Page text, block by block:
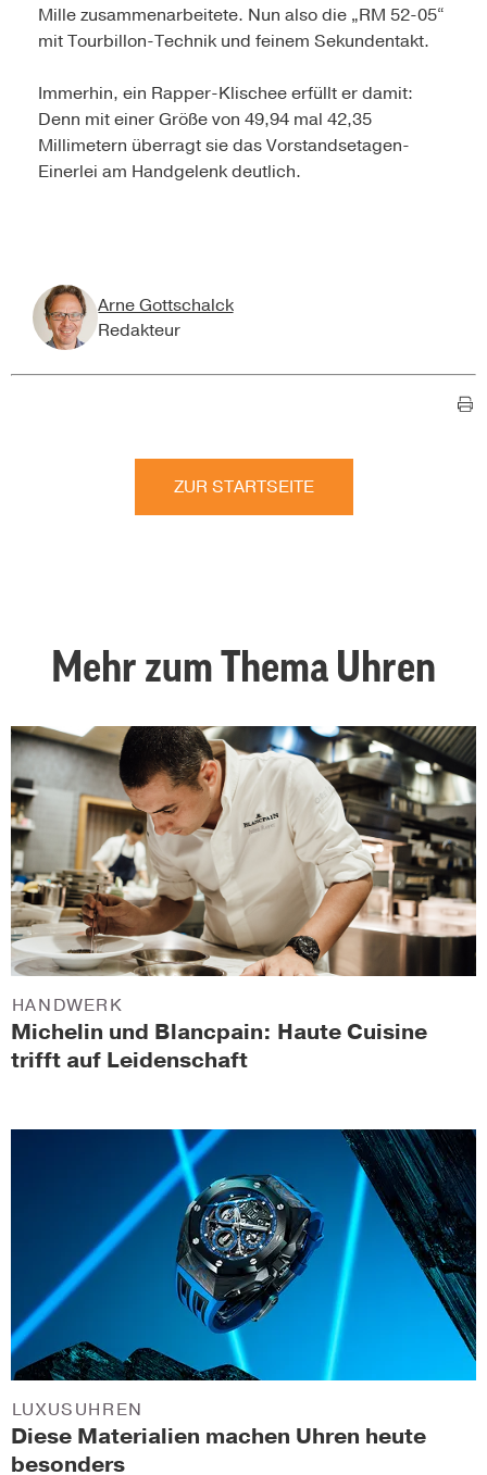
Mille zusammenarbeitete. Nun also die „RM 52-05“
mit Tourbillon-Technik und feinem Sekundentakt.
Immerhin, ein Rapper-Klischee erfüllt er damit:
Denn mit einer Größe von 49,94 mal 42,35
Millimetern überragt sie das Vorstandsetagen-
Einerlei am Handgelenk deutlich.
Arne Gottschalck
Redakteur
ZUR STARTSEITE
Mehr zum Thema Uhren
Michelin und Blancpain: Haute Cuisine
trifft auf Leidenschaft
HANDWERK
Diese Materialien machen Uhren heute
besonders
LUXUSUHREN